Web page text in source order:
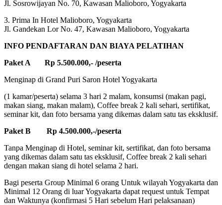
Jl. Sosrowijayan No. 70, Kawasan Malioboro, Yogyakarta
3. Prima In Hotel Malioboro, Yogyakarta
Jl. Gandekan Lor No. 47, Kawasan Malioboro, Yogyakarta
INFO PENDAFTARAN DAN BIAYA PELATIHAN
Paket A Rp 5.500.000,- /peserta
Menginap di Grand Puri Saron Hotel Yogyakarta
(1 kamar/peserta) selama 3 hari 2 malam, konsumsi (makan pagi,
makan siang, makan malam), Coffee break 2 kali sehari, sertifikat,
seminar kit, dan foto bersama yang dikemas dalam satu tas eksklusif.
Paket B Rp 4.500.000,-/peserta
Tanpa Menginap di Hotel, seminar kit, sertifikat, dan foto bersama
yang dikemas dalam satu tas eksklusif, Coffee break 2 kali sehari
dengan makan siang di hotel selama 2 hari.
Bagi peserta Group Minimal 6 orang Untuk wilayah Yogyakarta dan
Minimal 12 Orang di luar Yogyakarta dapat request untuk Tempat
dan Waktunya (konfirmasi 5 Hari sebelum Hari pelaksanaan)